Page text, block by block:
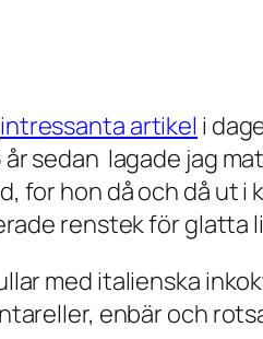
intressanta artikel i
sedan lagade jag
for hon då och då ut
renstek för
med italienska
enbär och